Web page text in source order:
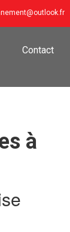
Contact
à